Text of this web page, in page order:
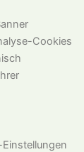
Cookies